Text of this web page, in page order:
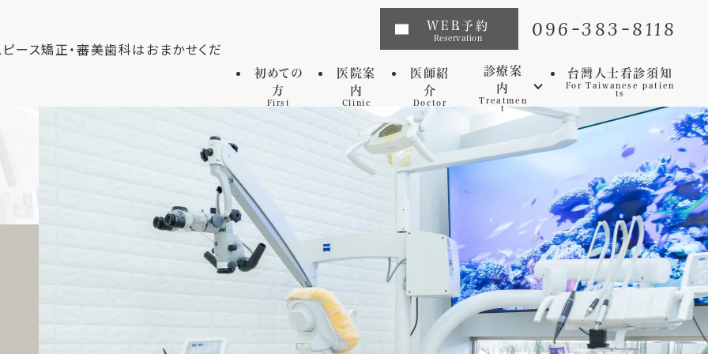
WEB予約
Reservation 096-383-8118
初めての
方
First
医院案
内
Clinic
医師紹
介
Doctor
診療案
内
Treatmen
t
インプラント
マウスピース矯正
セレック
審美歯科
ホワイトニング
矯正歯科
歯周病
予防歯科
マイクロスコープ
台灣人士看診須知
For Taiwanese patien
ts